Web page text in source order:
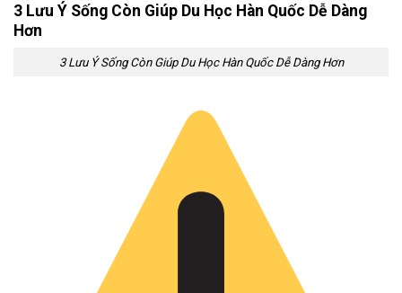
3 Lưu Ý Sống Còn Giúp Du Học Hàn Quốc Dễ Dàng
Hơn
3 Lưu Ý Sống Còn Giúp Du Học Hàn Quốc Dễ Dàng Hơn